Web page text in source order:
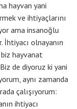
hayvan yani
ve ihtiyaçlarını
ama insanoğlu
İhtiyacı olnayanın
biz hayvanat
de diyoruz ki yani
aynı zamanda
çalışıyorum:
ihtiyacı